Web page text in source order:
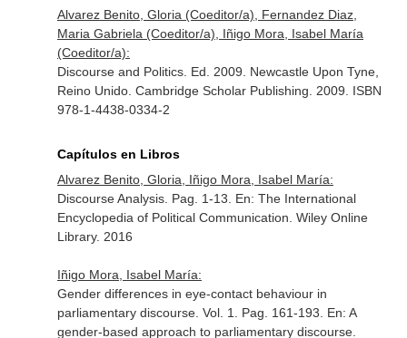
Alvarez Benito, Gloria (Coeditor/a), Fernandez Diaz,
Maria Gabriela (Coeditor/a), Iñigo Mora, Isabel María
(Coeditor/a):
Discourse and Politics. Ed. 2009. Newcastle Upon Tyne,
Reino Unido. Cambridge Scholar Publishing. 2009. ISBN
978-1-4438-0334-2
Capítulos en Libros
Alvarez Benito, Gloria, Iñigo Mora, Isabel María:
Discourse Analysis. Pag. 1-13. En: The International
Encyclopedia of Political Communication . Wiley Online
Library. 2016
Iñigo Mora, Isabel María:
Gender differences in eye-contact behaviour in
parliamentary discourse. Vol. 1. Pag. 161-193. En: A
gender-based approach to parliamentary discourse.